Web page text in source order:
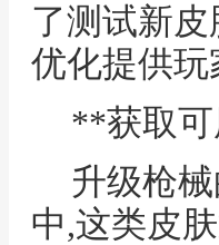
了测试新
优化提供玩
**获取
升级枪
中,这类皮